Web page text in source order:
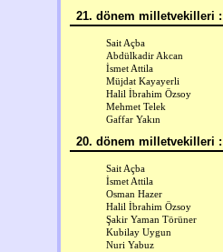
21. dönem milletvekilleri :
Sait Açba
Abdülkadir Akcan
İsmet Attila
Müjdat Kayayerli
Halil İbrahim Özsoy
Mehmet Telek
Gaffar Yakın
20. dönem milletvekilleri :
Sait Açba
İsmet Attila
Osman Hazer
Halil İbrahim Özsoy
Şakir Yaman Törüner
Kubilay Uygun
Nuri Yabuz